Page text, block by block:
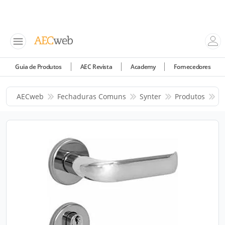
Guia de Produtos AEC Revista Academy Fornecedores
AECweb Fechaduras Comuns Synter Produtos